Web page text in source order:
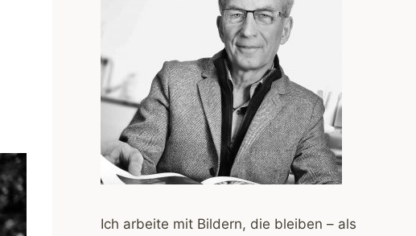
Ich arbeite mit Bildern, die bleiben – als